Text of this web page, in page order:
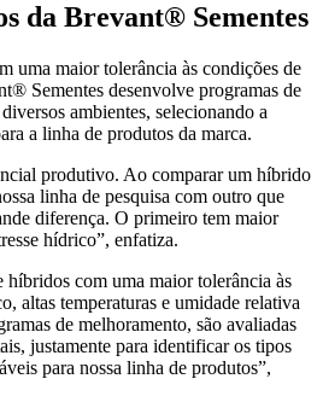
da Brevant® Sementes
uma maior tolerância às condições de
Sementes desenvolve programas de
ambientes, selecionando a
a linha de produtos da marca.
produtivo. Ao comparar um híbrido
linha de pesquisa com outro que
diferença. O primeiro tem maior
hídrico”, enfatiza.
híbridos com uma maior tolerância às
altas temperaturas e umidade relativa
de melhoramento, são avaliadas
justamente para identificar os tipos
para nossa linha de produtos”,